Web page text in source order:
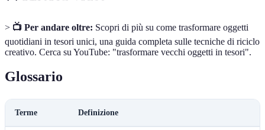
> 📺 Per andare oltre: Scopri di più su come trasformare oggetti
quotidiani in tesori unici, una guida completa sulle tecniche di riciclo
creativo. Cerca su YouTube: "trasformare vecchi oggetti in tesori".
Glossario
Terme Definizione